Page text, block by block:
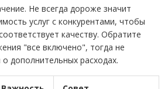
Не всегда дороже значит
услуг с конкурентами, чтобы
качеству. Обратите
"все включено", тогда не
дополнительных расходах.